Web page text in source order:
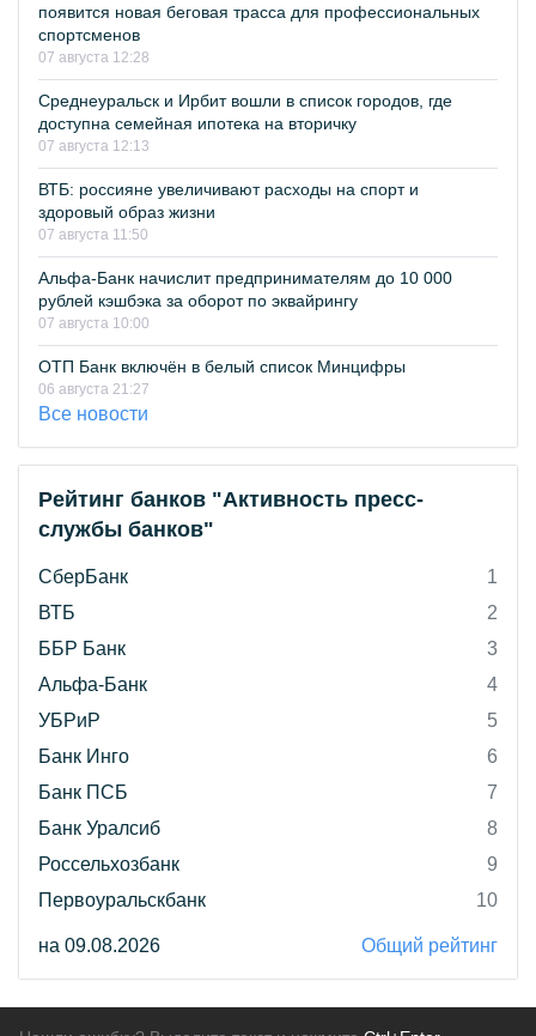
появится новая беговая трасса для профессиональных
спортсменов
07 августа 12:28
Среднеуральск и Ирбит вошли в список городов, где
доступна семейная ипотека на вторичку
07 августа 12:13
ВТБ: россияне увеличивают расходы на спорт и
здоровый образ жизни
07 августа 11:50
Альфа-Банк начислит предпринимателям до 10 000
рублей кэшбэка за оборот по эквайрингу
07 августа 10:00
ОТП Банк включён в белый список Минцифры
06 августа 21:27
Все новости
Рейтинг банков "Активность пресс-
службы банков"
СберБанк
1
ВТБ
2
ББР Банк
3
Альфа-Банк
4
УБРиР
5
Банк Инго
6
Банк ПСБ
7
Банк Уралсиб
8
Россельхозбанк
9
Первоуральскбанк
10
на 09.08.2026 Общий рейтинг